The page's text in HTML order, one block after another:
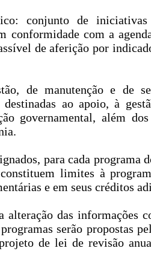
conjunto de iniciativas
conformidade com a
de aferição por
de manutenção e de
ao apoio, à
governamental, além
para cada programa
limites à
e em seus créditos
alteração das informações
serão propostas
de lei de revisão